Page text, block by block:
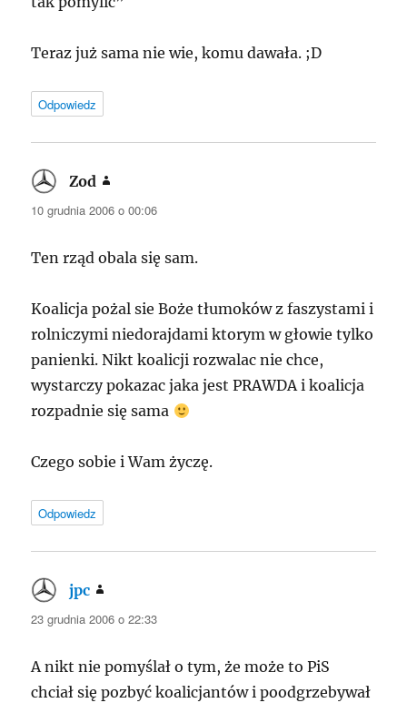
Teraz już sama nie wie, komu dawała. ;D
Odpowiedz
Zod
10 grudnia 2006 o 00:06
Ten rząd obala się sam.
Koalicja pożal sie Boże tłumoków z faszystami i
rolniczymi niedorajdami ktorym w głowie tylko
panienki. Nikt koalicji rozwalac nie chce,
wystarczy pokazac jaka jestPRAWDAi koalicja
rozpadnie się sama
Czego sobie i Wam życzę.
Odpowiedz
jpc
23 grudnia 2006 o 22:33
A nikt nie pomyślał o tym, że może to PiS
chciał się pozbyć koalicjantów i poodgrzebywał